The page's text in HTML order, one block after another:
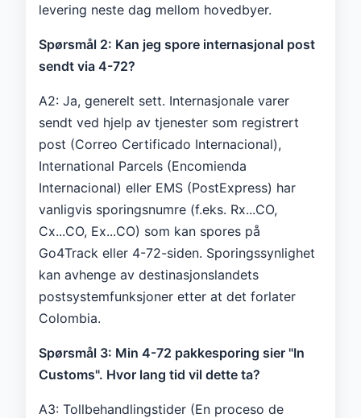
levering neste dag mellom hovedbyer.
Spørsmål 2: Kan jeg spore internasjonal post
sendt via 4-72?
A2: Ja, generelt sett. Internasjonale varer
sendt ved hjelp av tjenester som registrert
post (Correo Certificado Internacional),
International Parcels (Encomienda
Internacional) eller EMS (PostExpress) har
vanligvis sporingsnumre (f.eks. Rx...CO,
Cx...CO, Ex...CO) som kan spores på
Go4Track eller 4-72-siden. Sporingssynlighet
kan avhenge av destinasjonslandets
postsystemfunksjoner etter at det forlater
Colombia.
Spørsmål 3: Min 4-72 pakkesporing sier "In
Customs". Hvor lang tid vil dette ta?
A3: Tollbehandlingstider (En proceso de